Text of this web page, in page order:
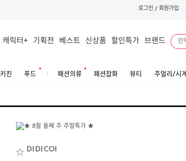
로그인 / 회원가입
캐릭터+ 기획전 베스트 신상품 할인특가 브랜드
키친 푸드 패션의류 패션잡화 뷰티 주얼리/시계
DIDICOI